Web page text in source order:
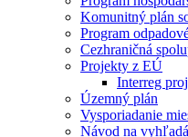
Komunitný plán
Program
Cezhraničná
Projekty z EÚ
Interreg
Územný plán
Vysporiadanie
Návod na